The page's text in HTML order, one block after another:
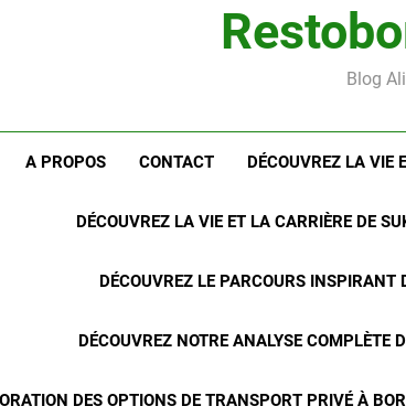
Blog
A PROPOS CONTACT DÉCOUVREZ LA VIE
DÉCOUVREZ LA VIE ET LA CARRIÈRE DE
DÉCOUVREZ LE PARCOURS INSPIRANT
DÉCOUVREZ NOTRE ANALYSE COMPLÈTE
DES OPTIONS DE TRANSPORT PRIVÉ À